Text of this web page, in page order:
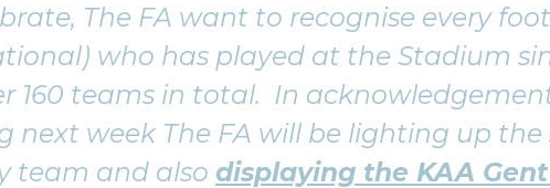
The FA want to recognise every
who has played at the Stadium
160 teams in total. In
next week The FA will be lighting up
team and also displaying the KAA